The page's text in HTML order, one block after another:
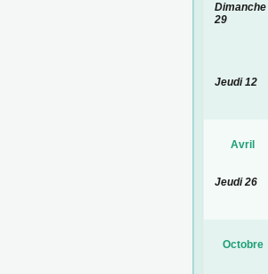
Dimanche
29
Jeudi 12
Avril
Jeudi 26
Octobre